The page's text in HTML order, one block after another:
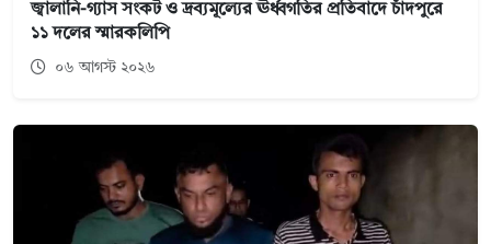
জ্বালানি-গ্যাস সংকট ও দ্রব্যমূল্যের ঊর্ধ্বগতির প্রতিবাদে চাঁদপুরে
১১ দলের স্মারকলিপি
০৬ আগস্ট ২০২৬